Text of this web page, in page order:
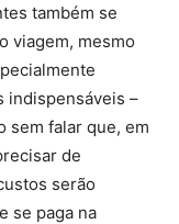
também se
viagem, mesmo
indispensáveis –
sem falar que, em
de
serão
se paga na